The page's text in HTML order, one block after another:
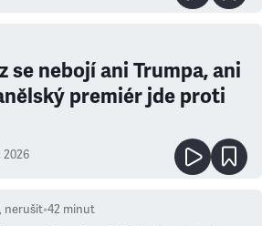
se nebojí ani Trumpa, ani
premiér jde proti
2026
nerušit•42 minut